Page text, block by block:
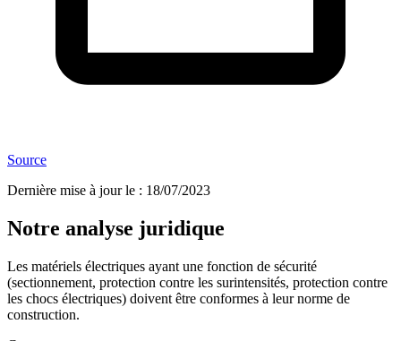
Source
Dernière mise à jour le : 18/07/2023
Notre analyse juridique
Les matériels électriques ayant une fonction de sécurité
(sectionnement, protection contre les surintensités, protection contre
les chocs électriques) doivent être conformes à leur norme de
construction.